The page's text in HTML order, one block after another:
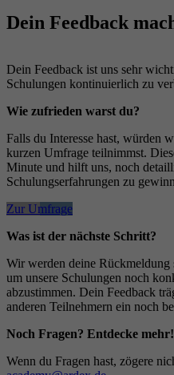
Dein Feedback
Dein Feedback ist uns sehr
Schulungen kontinuierlich zu
Wie zufrieden warst du?
Falls du Interesse hast, würden
kurzen Umfrage teilnimmst.
Minute und hilft uns, noch
Schulungserfahrungen zu
Zur Umfrage
Was ist der nächste Schritt?
Wir werden deine Rückmeldung
um unsere Schulungen noch
abzustimmen. Dein Feedback
anderen Teilnehmern ein noch
Noch Fragen? Entdecke mehr!
Wenn du Fragen hast, zögere